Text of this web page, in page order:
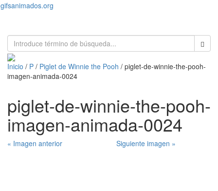
gifsanimados.org
Inicio / P / Piglet de Winnie the Pooh / piglet-de-winnie-the-pooh-
imagen-animada-0024
piglet-de-winnie-the-pooh-
imagen-animada-0024
« Imagen anterior Siguiente imagen »